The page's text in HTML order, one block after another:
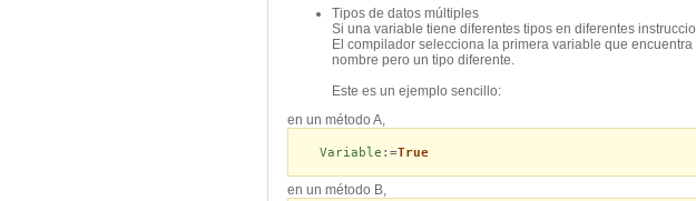
Tipos de datos múltiples
Si una variable tiene diferentes tipos en diferentes
El compilador selecciona la primera variable que
nombre pero un tipo diferente.
Este es un ejemplo sencillo:
en un método A,
Variable :=True
en un método B,